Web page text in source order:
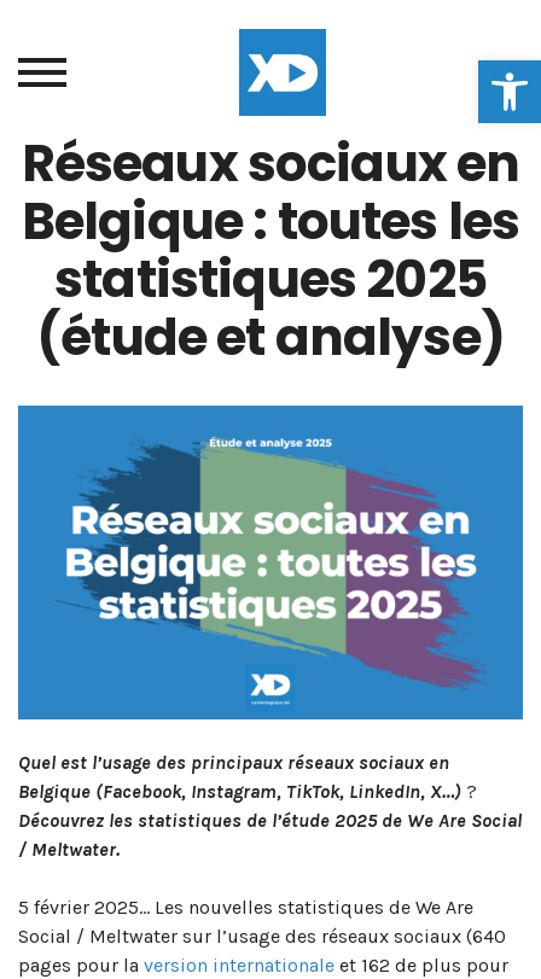
Ouvrir
Réseaux sociaux en
Belgique : toutes les
statistiques 2025
(étude et analyse)
Quel est l’usage des principaux réseaux sociaux en
Belgique (Facebook, Instagram, TikTok, LinkedIn, X…) ?
Découvrez les statistiques de l’étude 2025 de We Are Social
/ Meltwater.
5 février 2025… Les nouvelles statistiques de We Are
Social / Meltwater sur l’usage des réseaux sociaux (640
pages pour la version internationale et 162 de plus pour